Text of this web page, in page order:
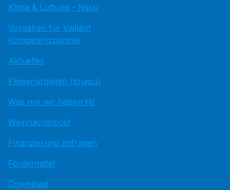
Klima & Lüftung - hissu
Vorgaben für Vaillant
Kompetenzpartner
Aktuelles
Fliesenarbeiten (toujou)
Was nur wir haben HI
Weihnachtspost
Finanzierung anfragen
Fördermittel
Download